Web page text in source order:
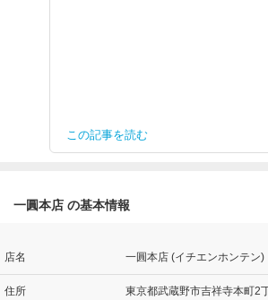
この記事を読む
一圓本店 の基本情報
店名 一圓本店 (イチエンホンテン)
住所 東京都武蔵野市吉祥寺本町2